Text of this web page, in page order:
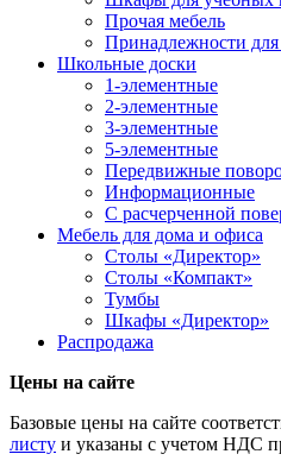
Прочая мебель
Принадлежности
Школьные доски
1-элементные
2-элементные
3-элементные
5-элементные
Передвижные
Информационные
С расчерченной
Мебель для дома и офиса
Столы «Директор»
Столы «Компакт»
Тумбы
Шкафы «Директор»
Распродажа
Цены на сайте
Базовые цены на сайте
листу и указаны с учетом НДС